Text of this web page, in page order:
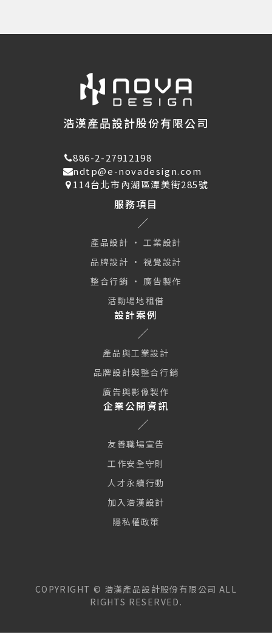
浩漢產品設計股份有限公司
886-2-27912198
ndtp@e-novadesign.com
114台北市內湖區潭美街285號
服務項目
產品設計 · 工業設計
品牌設計 · 視覺設計
整合行銷 · 廣告製作
活動場地租借
設計案例
產品與工業設計
品牌設計與整合行銷
廣告與影像製作
企業公開資訊
友善職場宣告
工作安全守則
人才永續行動
加入浩漢設計
隱私權政策
COPYRIGHT © 浩漢產品設計股份有限公司 ALL
RIGHTS RESERVED.